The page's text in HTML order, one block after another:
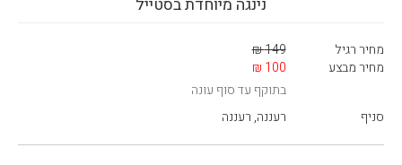
מועדון לקוחות
עגלת קניות
נינגה מיוחדת בסטייל
מחיר רגיל
149 ₪
מחיר מבצע
100 ₪
בתוקף עד סוף עונה
סניף
רעננה, רעננה